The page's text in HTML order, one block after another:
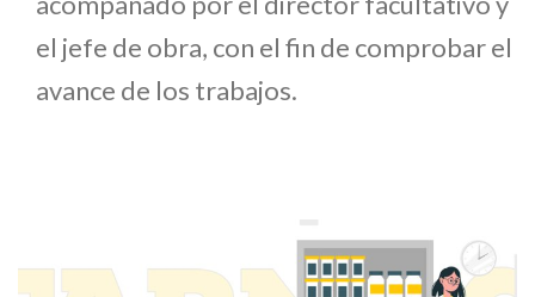
el jefe de obra, con el fin de comprobar el
avance de los trabajos.